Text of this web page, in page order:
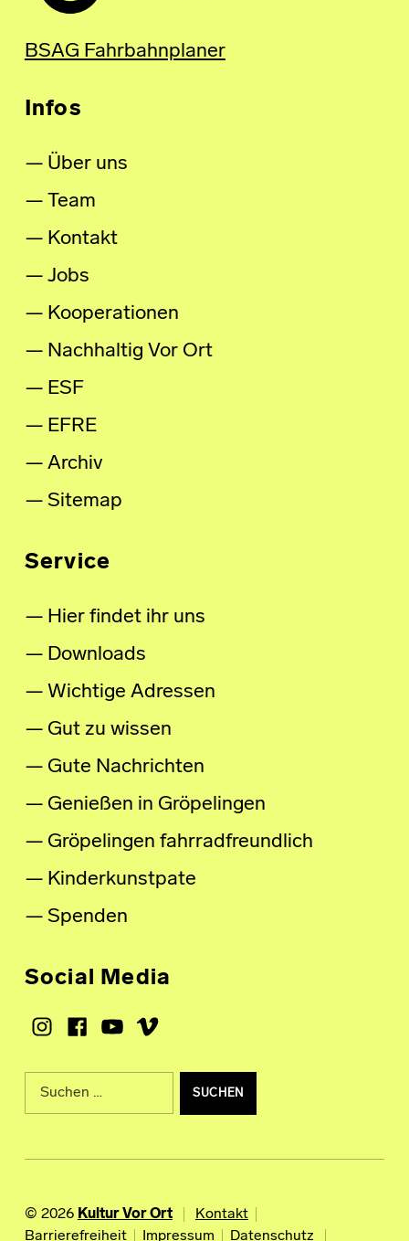
BSAG Fahrbahnplaner
Infos
Über uns
Team
Kontakt
Jobs
Kooperationen
Nachhaltig Vor Ort
ESF
EFRE
Archiv
Sitemap
Service
Hier findet ihr uns
Downloads
Wichtige Adressen
Gut zu wissen
Gute Nachrichten
Genießen in Gröpelingen
Gröpelingen fahrradfreundlich
Kinderkunstpate
Spenden
Social Media
Instagram
Facebook
Youtube
Vimeo
Suche nach:
© 2026 Kultur Vor Ort
Kontakt
Barrierefreiheit
Impressum Datenschutz